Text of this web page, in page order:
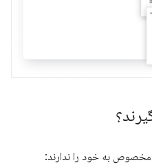
به خود را ندارند: